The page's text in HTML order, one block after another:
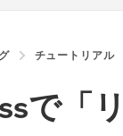
チュートリアル
で「